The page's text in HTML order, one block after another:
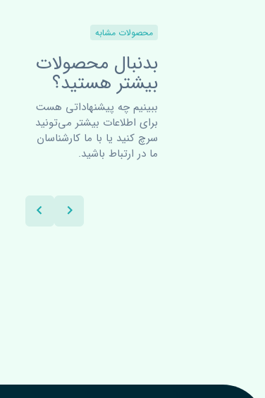
محصولات مشابه
بدنبال محصولات
بیشتر هستید؟
ببینیم چه پیشنهاداتی هست
برای اطلاعات بیشتر می‌تونید
سرچ کنید یا با ما کارشناسان
ما در ارتباط باشید.
سرپلوس جیلی سواری چین